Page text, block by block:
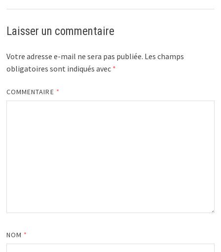
Laisser un commentaire
Votre adresse e-mail ne sera pas publiée. Les champs
obligatoires sont indiqués avec *
COMMENTAIRE *
NOM *